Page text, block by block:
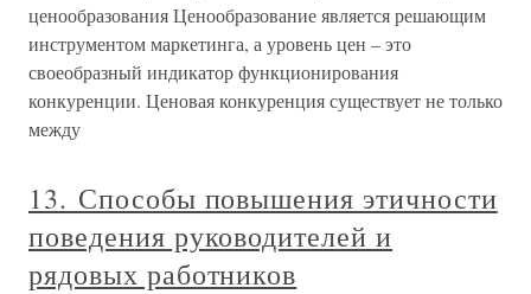
ценообразования Ценообразование является решающим
инструментом маркетинга, а уровень цен – это
своеобразный индикатор функционирования
конкуренции. Ценовая конкуренция существует не только
между
13. Способы повышения этичности
поведения руководителей и
рядовых работников